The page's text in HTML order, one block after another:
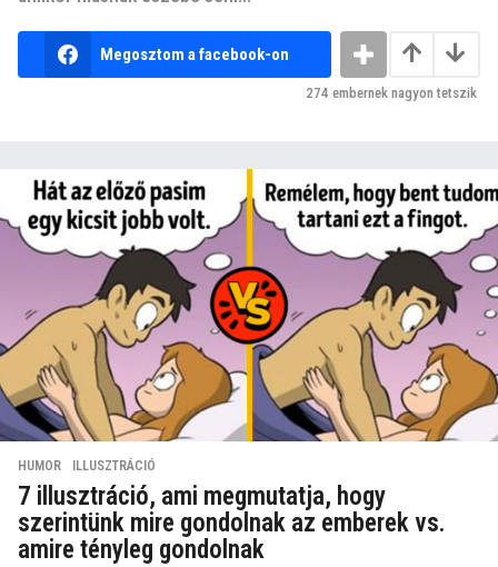
Megosztom a facebook-on
274 embernek nagyon tetszik
HUMOR ILLUSZTRÁCIÓ
7 illusztráció, ami megmutatja, hogy
szerintünk mire gondolnak az emberek vs.
amire tényleg gondolnak